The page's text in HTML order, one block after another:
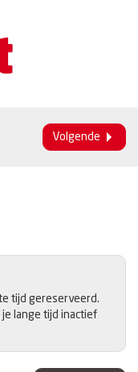
Volgende
tijd gereserveerd.
lange tijd inactief